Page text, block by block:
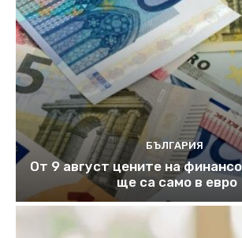
БЪЛГАРИЯ
От 9 август цените на
ще са само в евро